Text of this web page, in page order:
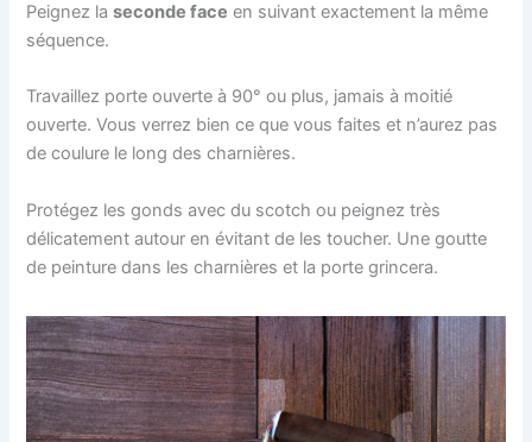
Peignez laseconde face en suivant exactement la même
séquence.
Travaillez porte ouverte à 90° ou plus, jamais à moitié
ouverte. Vous verrez bien ce que vous faites et n’aurez pas
de coulure le long des charnières.
Protégez les gonds avec du scotch ou peignez très
délicatement autour en évitant de les toucher. Une goutte
de peinture dans les charnières et la porte grincera.